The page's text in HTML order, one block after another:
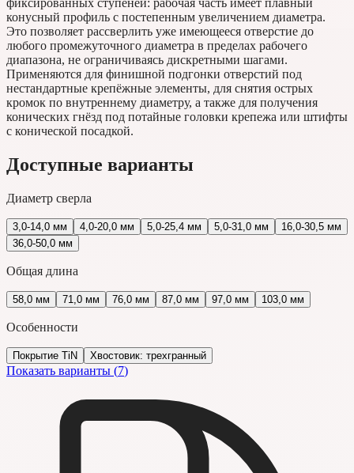
конусный профиль с постепенным увеличением диаметра.
Это позволяет рассверлить уже имеющееся отверстие до
любого промежуточного диаметра в пределах рабочего
диапазона, не ограничиваясь дискретными шагами.
Применяются для финишной подгонки отверстий под
нестандартные крепёжные элементы, для снятия острых
кромок по внутреннему диаметру, а также для получения
конических гнёзд под потайные головки крепежа или штифты
с конической посадкой.
Доступные варианты
Диаметр сверла
3,0-14,0 мм 4,0-20,0 мм 5,0-25,4 мм 5,0-31,0 мм
16,0-30,5 мм
36,0-50,0 мм
Общая длина
58,0 мм 71,0 мм 76,0 мм 87,0 мм 97,0 мм 103,0 мм
Особенности
Покрытие TiN Хвостовик: трехгранный
Показать варианты (7)